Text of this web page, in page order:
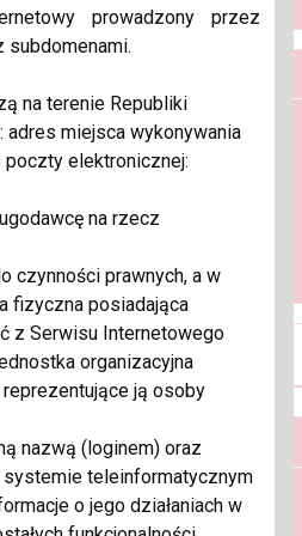
prowadzony przez
subdomenami.
na terenie Republiki
miejsca wykonywania
poczty elektronicznej:
na rzecz
czynności prawnych, a w
fizyczna posiadająca
z Serwisu Internetowego
organizacyjna
ją osoby
nazwą (loginem) oraz
systemie teleinformatycznym
o jego działaniach w
przesyłaj obraz i dźwięk na
internetowej, aplikacji
innych. SMART TV BOX X96Q
SMART TV BOX X96Q ANDROID
Procesor: 4-o
/ Rm /
2/4, H.264, HD AVC/VC-1,
pamięci, dzięki tak dużej
wykorzystać na wiele
muzyki lub oglądając
Aigostar Ushas 30HEZ 3-
fabrycznie przez